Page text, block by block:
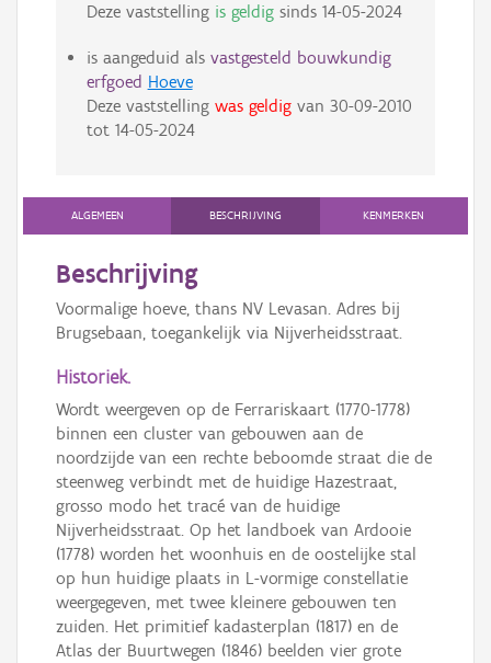
Deze vaststelling is geldigsinds 14-05-2024
is aangeduid als vastgesteld bouwkundig
erfgoed Hoeve
Deze vaststelling was geldigvan 30-09-2010
tot 14-05-2024
ALGEMEEN BESCHRIJVING KENMERKEN
Beschrijving
Voormalige hoeve, thans NV Levasan. Adres bij
Brugsebaan, toegankelijk via Nijverheidsstraat.
Historiek.
Wordt weergeven op de Ferrariskaart (1770-1778)
binnen een cluster van gebouwen aan de
noordzijde van een rechte beboomde straat die de
steenweg verbindt met de huidige Hazestraat,
grosso modo het tracé van de huidige
Nijverheidsstraat. Op het landboek van Ardooie
(1778) worden het woonhuis en de oostelijke stal
op hun huidige plaats in L-vormige constellatie
weergegeven, met twee kleinere gebouwen ten
zuiden. Het primitief kadasterplan (1817) en de
Atlas der Buurtwegen (1846) beelden vier grote